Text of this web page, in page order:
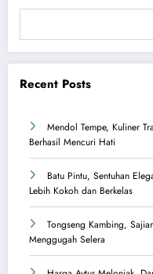
Recent Posts
Mendol Tempe, Kuliner
Berhasil Mencuri Hati
Batu Pintu, Sentuhan
Lebih Kokoh dan Berkelas
Tongseng Kambing,
Menggugah Selera